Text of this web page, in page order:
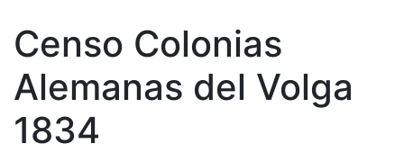
Censo Colonias
Alemanas del Volga
1834